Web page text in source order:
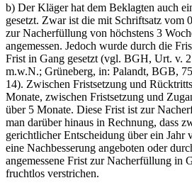
b) Der Kläger hat dem Beklagten auch
gesetzt. Zwar ist die mit Schriftsatz vom
zur Nacherfüllung von höchstens 3
angemessen. Jedoch wurde durch die
Frist in Gang gesetzt (vgl. BGH, Urt. v.
m.w.N.; Grüneberg, in: Palandt, BGB,
14). Zwischen Fristsetzung und
Monate, zwischen Fristsetzung und
über 5 Monate. Diese Frist ist zur
man darüber hinaus in Rechnung, dass
gerichtlicher Entscheidung über ein Jahr
eine Nachbesserung angeboten oder
angemessene Frist zur Nacherfüllung in
fruchtlos verstrichen.